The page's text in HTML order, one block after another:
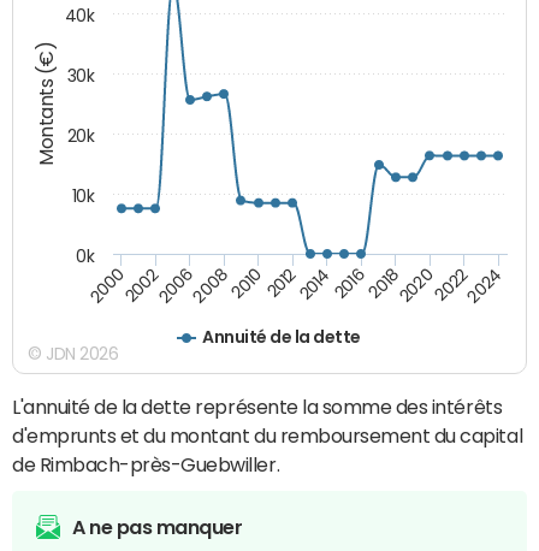
Montants (€)
Annuité de la dette
20002002200620082010 2012201420162018202020222024
0k
10k
20k
30k
40k
© JDN 2026
L'annuité de la dette représente la somme des intérêts
d'emprunts et du montant du remboursement du capital
de Rimbach-près-Guebwiller.
A ne pas manquer